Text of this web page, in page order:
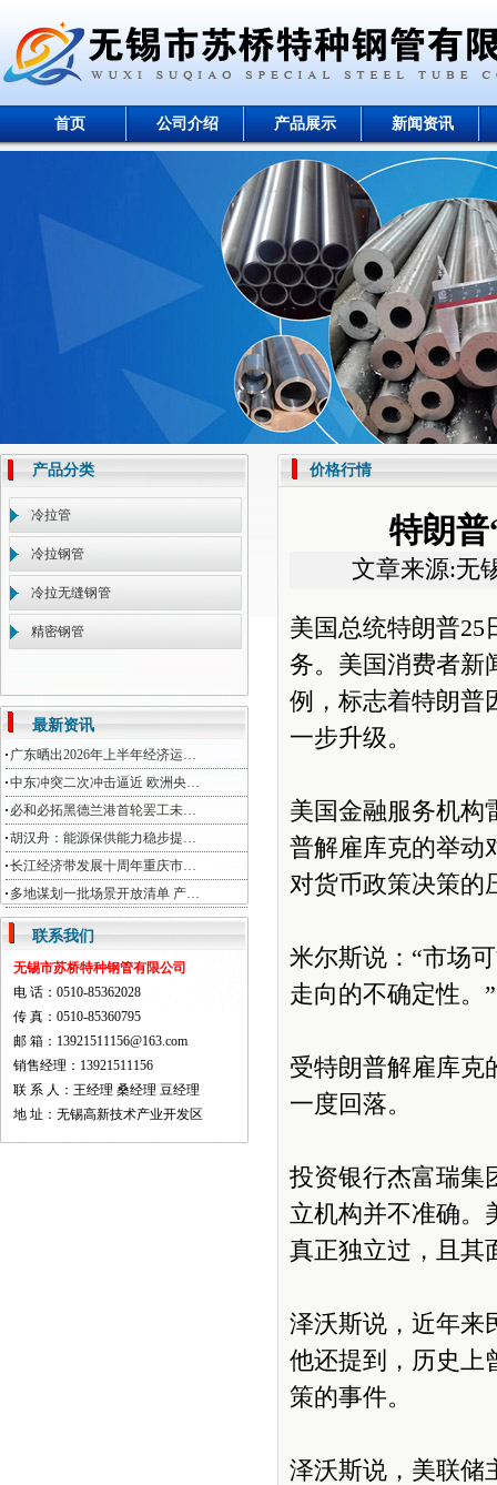
首页 公司介绍 产品展示 新闻资讯
产品分类
冷拉管
冷拉钢管
冷拉无缝钢管
精密钢管
最新资讯
广东晒出2026年上半年经济运…
中东冲突二次冲击逼近 欧洲央…
必和必拓黑德兰港首轮罢工未…
胡汉舟：能源保供能力稳步提…
长江经济带发展十周年重庆市…
多地谋划一批场景开放清单 产…
联系我们
无锡市苏桥特种钢管有限公司
电 话：0510-85362028
传 真：0510-85360795
邮 箱：13921511156@163.com
销售经理：13921511156
联 系 人：王经理 桑经理 豆经理
地 址：无锡高新技术产业开发区
价格行情
特朗普
文章来源:无
美国总统特朗普25
务。美国消费者新
例，标志着特朗普
一步升级。
美国金融服务机构
普解雇库克的举动
对货币政策决策的
米尔斯说：“市场
走向的不确定性。”
受特朗普解雇库克
一度回落。
投资银行杰富瑞集
立机构并不准确。
真正独立过，且其
泽沃斯说，近年来
他还提到，历史上
策的事件。
泽沃斯说，美联储